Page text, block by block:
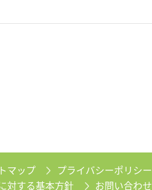
マップ
プライバシーポリシー
対する基本方針
お問い合わせ